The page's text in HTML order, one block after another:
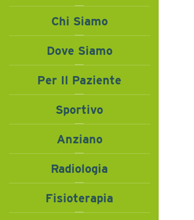
Chi Siamo
Dove Siamo
Per Il Paziente
Sportivo
Anziano
Radiologia
Fisioterapia